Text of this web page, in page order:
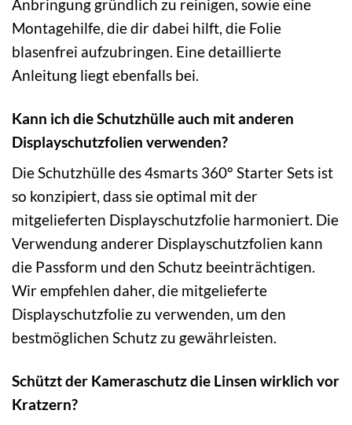
Anbringung gründlich zu reinigen, sowie eine
Montagehilfe, die dir dabei hilft, die Folie
blasenfrei aufzubringen. Eine detaillierte
Anleitung liegt ebenfalls bei.
Kann ich die Schutzhülle auch mit anderen
Displayschutzfolien verwenden?
Die Schutzhülle des 4smarts 360° Starter Sets ist
so konzipiert, dass sie optimal mit der
mitgelieferten Displayschutzfolie harmoniert. Die
Verwendung anderer Displayschutzfolien kann
die Passform und den Schutz beeinträchtigen.
Wir empfehlen daher, die mitgelieferte
Displayschutzfolie zu verwenden, um den
bestmöglichen Schutz zu gewährleisten.
Schützt der Kameraschutz die Linsen wirklich vor
Kratzern?